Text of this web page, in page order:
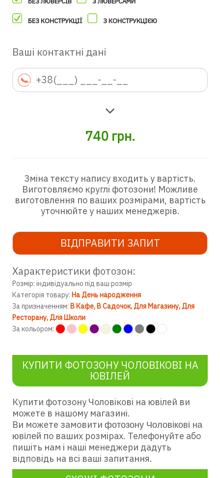
БЕЗ КОНСТРУКЦІЇ З КОНСТРУКЦІЄЮ
Ваші контактні дані
740 грн.
Зміна тексту напису входить у вартість.
Виготовляємо круглі фотозони! Можливе
виготовлення по ваших розмірами, вартість
уточнюйте у наших менеджерів.
ВІДПРАВИТИ ЗАПИТ
Характеристики фотозон:
Розмір: індивідуально під ваш розмір
Категорія товару: На День народження
За призначенням: В Кафе В Садочок Для Магазину Для
Ресторану Для Школи
За кольором:
КУПИТИ ФОТОЗОНУ ЧОЛОВІКОВІ НА
ЮВІЛЕЙ
Купити фотозону Чоловікові на ювілей ви
можете в нашому магазині.
Ви можете замовити фотозону Чоловікові на
ювілей по ваших розмірах. Телефонуйте або
пишіть нам і наші менеджери дадуть
відповідь на всі ваші запитання.